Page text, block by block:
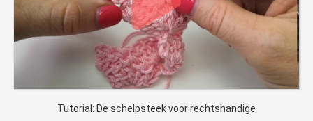
Tutorial: De schelpsteek voor rechtshandige